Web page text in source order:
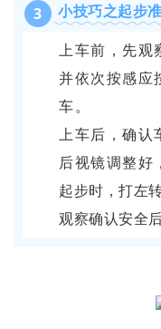
3
小技巧之起步
上车前，先观
并依次按感应
车。
上车后，确认
后视镜调整好
起步时，打左
观察确认安全